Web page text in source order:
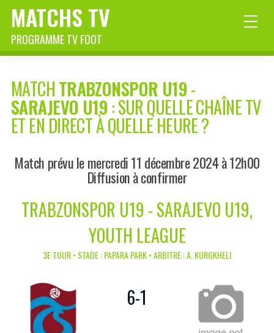
MATCHS TV
PROGRAMME TV FOOT
MATCHTRABZONSPOR U19-
SARAJEVO U19 : SUR QUELLE CHAÎNE TV
ET EN DIRECT À QUELLE HEURE ?
Match prévu le mercredi 11 décembre 2024 à 12h00
Diffusion à confirmer
TRABZONSPOR U19 - SARAJEVO U19,
YOUTH LEAGUE
3E TOUR • STADE : PAPARA PARK • ARBITRE : A. KURGKHELI
6-1